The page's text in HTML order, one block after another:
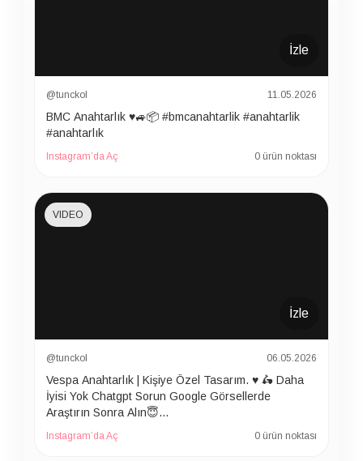
İzle
@tunckol 11.05.2026
BMC Anahtarlık ♥️🚙📦 #bmcanahtarlik #anahtarlik
#anahtarlık
Instagram’da Aç 0 ürün noktası
İzle
VIDEO
@tunckol 06.05.2026
Vespa Anahtarlık | Kişiye Özel Tasarım. ♥️ 🛵 Daha
İyisi Yok Chatgpt Sorun Google Görsellerde
Araştırın Sonra Alın😇…
Instagram’da Aç 0 ürün noktası